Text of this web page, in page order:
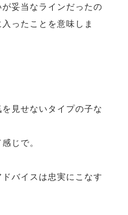
妥当なラインだったの
ったことを意味しま
見せないタイプの子な
じで。
バイスは忠実にこなす